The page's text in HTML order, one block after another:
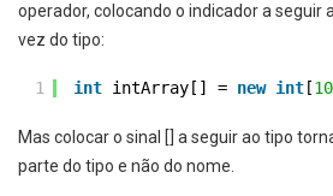
operador, colocando o indicador a seguir
vez do tipo:
1 int intArray[] = new int [
Mas colocar o sinal [] a seguir ao tipo
parte do tipo e não do nome.